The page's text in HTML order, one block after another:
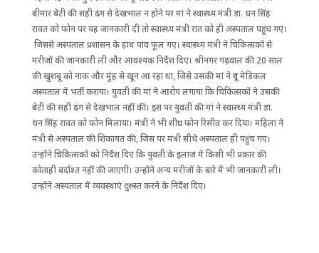
बीमार बेटी की सही ढंग से देखभाल न होने पर मां ने स्वास्थ्य मंत्री डा. धन सिंह
रावत को फोन पर यह जानकारी दी तो स्वास्थ्य मंत्री रात को ही अस्पताल पहुंच गए।
जिससे अस्पताल प्रशासन के हाथ पांव फूल गए। स्वास्थ्य मंत्री ने चिकित्सकों से
मरीजों की जानकारी ली और आवश्यक निर्देश दिए। श्रीनगर गढ़वाल की 20 साल
की खुशबू को नाक और मुंह से खून आ रहा था, जिसे उसकी मां ने दून मेडिकल
अस्पताल में भर्ती कराया। युवती की मां ने आरोप लगाया कि चिकित्सकों ने उसकी
बेटी की सही ढंग से देखभाल नहीं की। इस पर युवती की मां ने स्वास्थ्य मंत्री डा.
धन सिंह रावत को फोन मिलाया। मंत्री ने भी शीघ्र फोन रिसीव कर दिया। महिला ने
मंत्री से अस्पताल की शिकायत की, जिस पर मंत्री सीधे अस्पताल ही पहुंच गए।
उन्होंने चिकित्सकों को निर्देश दिए कि युवती के इलाज में किसी भी प्रकार की
कोताही बर्दाश्त नहीं की जाएगी। उन्होंने अन्य मरीजों के बारे में भी जानकारी ली।
उन्होंने अस्पताल में व्यवस्थाएं दुरुस्त करने के निर्देश दिए।